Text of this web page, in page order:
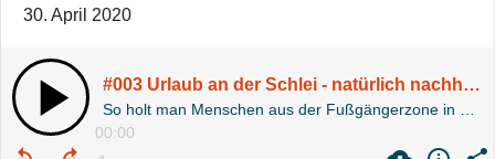
30. April 2020
#003 Urlaub an der Schlei - natürlich nachhaltig und bewusst - Andrea Simons - Ostseefjord Schlei GmbH
00:00